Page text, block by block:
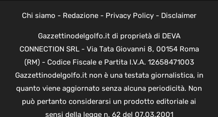
Chi siamo - Redazione- Privacy Policy- Disclaimer
Gazzettinodelgolfo.it di proprietà di DEVA
CONNECTION SRL - Via Tata Giovanni 8, 00154 Roma
(RM) - Codice Fiscale e Partita I.V.A. 12658471003
Gazzettinodelgolfo.it non è una testata giornalistica, in
quanto viene aggiornato senza alcuna periodicità. Non
può pertanto considerarsi un prodotto editoriale ai
sensi della legge n. 62 del 07.03.2001